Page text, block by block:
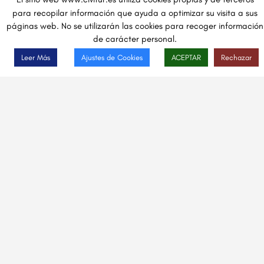
para recopilar información que ayuda a optimizar su visita a sus
páginas web. No se utilizarán las cookies para recoger información
de carácter personal.
Leer Más Ajustes de Cookies ACEPTAR Rechazar